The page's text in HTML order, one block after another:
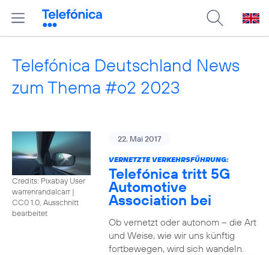
Telefónica Deutschland News
zum Thema #o2 2023
Credits: Pixabay User
warrenrandalcarr|
CC0 1.0, Ausschnitt
bearbeitet
22. Mai 2017
VERNETZTE VERKEHRSFÜHRUNG:
Telefónica tritt 5G
Automotive
Association bei
Ob vernetzt oder autonom – die Art
und Weise, wie wir uns künftig
fortbewegen, wird sich wandeln.